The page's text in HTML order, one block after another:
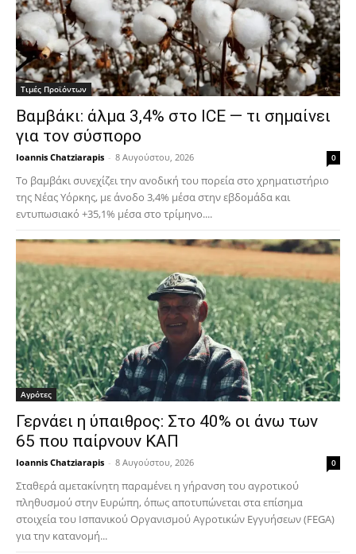
Τιμές Προϊόντων
Βαμβάκι: άλμα 3,4% στο ICE — τι σημαίνει
για τον σύσπορο
Ioannis Chatziarapis - 8 Αυγούστου, 2026 0
Το βαμβάκι συνεχίζει την ανοδική του πορεία στο χρηματιστήριο
της Νέας Υόρκης, με άνοδο 3,4% μέσα στην εβδομάδα και
εντυπωσιακό +35,1% μέσα στο τρίμηνο....
Αγρότες
Γερνάει η ύπαιθρος: Στο 40% οι άνω των
65 που παίρνουν ΚΑΠ
Ioannis Chatziarapis - 8 Αυγούστου, 2026 0
Σταθερά αμετακίνητη παραμένει η γήρανση του αγροτικού
πληθυσμού στην Ευρώπη, όπως αποτυπώνεται στα επίσημα
στοιχεία του Ισπανικού Οργανισμού Αγροτικών Εγγυήσεων (FEGA)
για την κατανομή...